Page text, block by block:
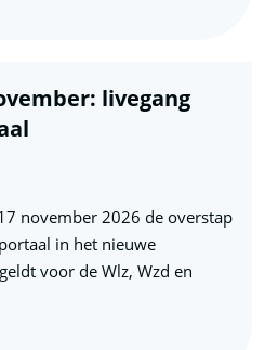
livegang
november 2026 de overstap
in het nieuwe
voor de Wlz, Wzd en